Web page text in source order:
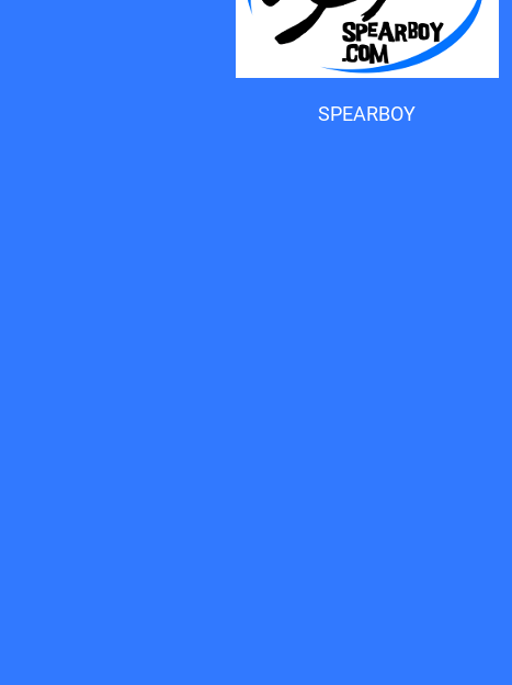
SPEARBOY